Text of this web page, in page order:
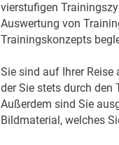
vierstufigen
Auswertung von
Trainingskonzepts
Sie sind auf Ihrer
der Sie stets durch den
Außerdem sind Sie
Bildmaterial, welches